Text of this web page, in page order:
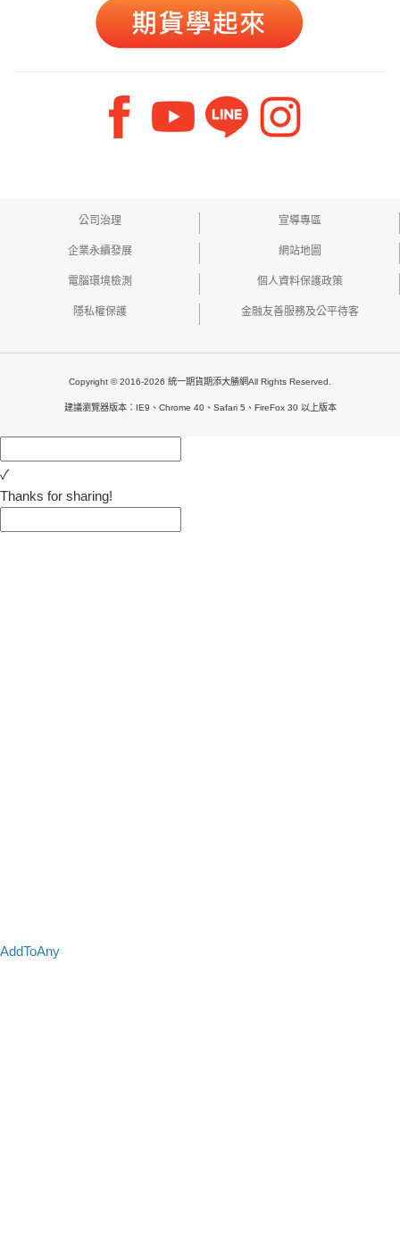
公司治理 宣導專區
企業永續發展 網站地圖
電腦環境檢測 個人資料保護政策
隱私權保護 金融友善服務及公平待客
Copyright © 2016-2026 統一期貨期添大勝網All Rights Reserved.
建議瀏覽器版本：IE9、Chrome 40、Safari 5、FireFox 30 以上版本
✓
Thanks for sharing!
AddToAny